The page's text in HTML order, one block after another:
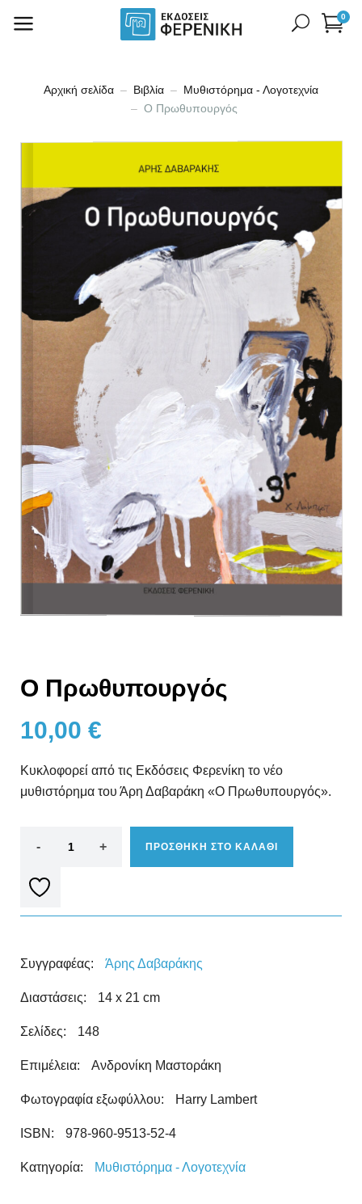
0
Αρχική σελίδα Βιβλία
Μυθιστόρημα - Λογοτεχνία
Ο Πρωθυπουργός
Ο Πρωθυπουργός
10,00 €
Κυκλοφορεί από τις Εκδόσεις Φερενίκη το νέο
μυθιστόρημα του Άρη Δαβαράκη «Ο Πρωθυπουργός».
ΠΡΟΣΘΗΚΗ ΣΤΟ ΚΑΛΑΘΙ
Συγγραφέας: Άρης Δαβαράκης
Διαστάσεις: 14 x 21 cm
Σελίδες: 148
Επιμέλεια: Ανδρονίκη Μαστοράκη
Φωτογραφία εξωφύλλου: Harry Lambert
ISBN: 978-960-9513-52-4
Κατηγορία: Μυθιστόρημα - Λογοτεχνία